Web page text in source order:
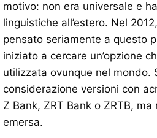
motivo: non era universale e
linguistiche all’estero. Nel
pensato seriamente a questo
iniziato a cercare un’opzione
utilizzata ovunque nel mondo.
considerazione versioni con
Z Bank, ZRT Bank o ZRTB,
emersa.